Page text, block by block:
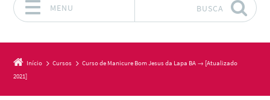
MENU BUSCA
Início Cursos
Curso de Manicure Bom Jesus da Lapa BA → [Atualizado
2021]